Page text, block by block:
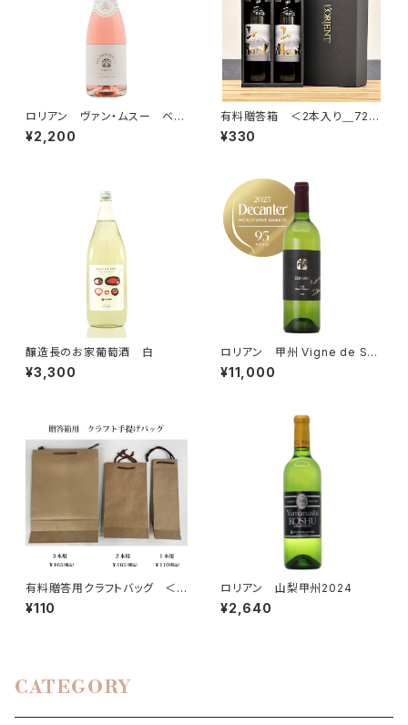
ロリアン ヴァン・ムスー ベー
リーＡ ロゼ（Vin Mousseux)
¥2,200
有料贈答箱 ＜2本入り＿720
ml＆750ml用＞
¥330
醸造長のお家葡萄酒 白
¥3,300
ロリアン 甲州 Vigne de Shir
ayuri 2023
¥11,000
有料贈答用クラフトバッグ ＜1
本入り＿720ml用＞
¥110
ロリアン 山梨甲州2024
¥2,640
CATEGORY